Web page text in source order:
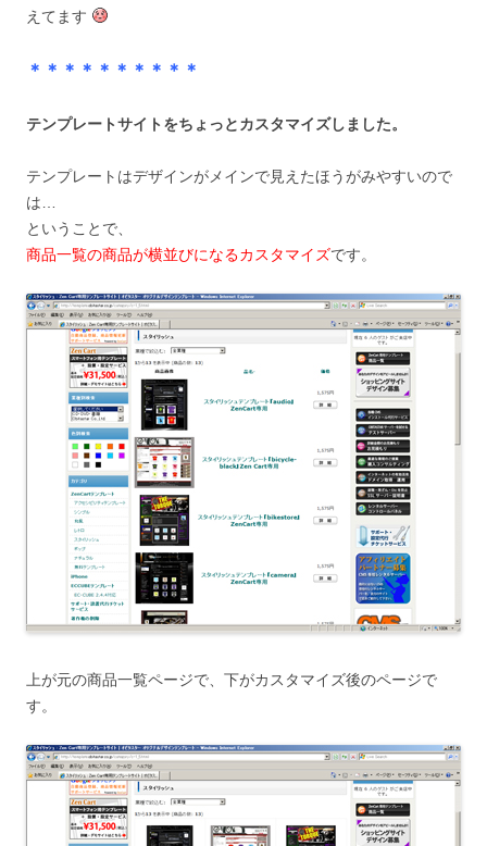
えてます
＊＊＊＊＊＊＊＊＊＊
テンプレートサイトをちょっとカスタマイズしました。
テンプレートはデザインがメインで見えたほうがみやすいので
は…
ということで、
商品一覧の商品が横並びになるカスタマイズです。
上が元の商品一覧ページで、下がカスタマイズ後のページで
す。